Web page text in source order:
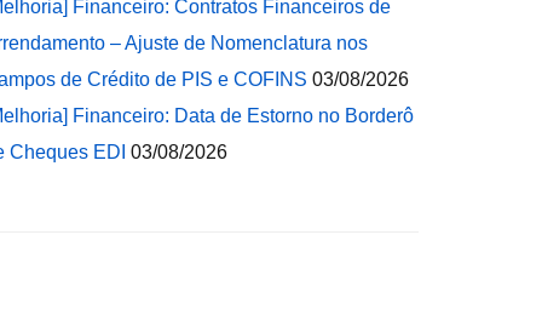
Financeiro: Contratos Financeiros de
– Ajuste de Nomenclatura nos
de Crédito de PIS e COFINS 03/08/2026
Financeiro: Data de Estorno no Borderô
Cheques EDI 03/08/2026